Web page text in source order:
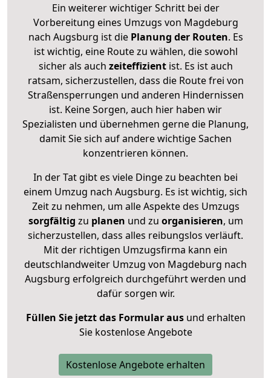
Ein weiterer wichtiger Schritt bei der
Vorbereitung eines Umzugs von Magdeburg
nach Augsburg ist diePlanung der Routen. Es
ist wichtig, eine Route zu wählen, die sowohl
sicher als auch zeiteffizientist. Es ist auch
ratsam, sicherzustellen, dass die Route frei von
Straßensperrungen und anderen Hindernissen
ist. Keine Sorgen, auch hier haben wir
Spezialisten und übernehmen gerne die Planung,
damit Sie sich auf andere wichtige Sachen
konzentrieren können.
In der Tat gibt es viele Dinge zu beachten bei
einem Umzug nach Augsburg. Es ist wichtig, sich
Zeit zu nehmen, um alle Aspekte des Umzugs
sorgfältig zu planen und zu organisieren, um
sicherzustellen, dass alles reibungslos verläuft.
Mit der richtigen Umzugsfirma kann ein
deutschlandweiter Umzug von Magdeburg nach
Augsburg erfolgreich durchgeführt werden und
dafür sorgen wir.
Füllen Sie jetzt das Formular ausund erhalten
Sie kostenlose Angebote
Kostenlose Angebote erhalten